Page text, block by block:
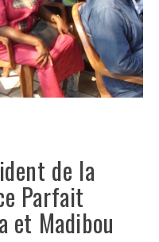
de la
Parfait
et Madibou